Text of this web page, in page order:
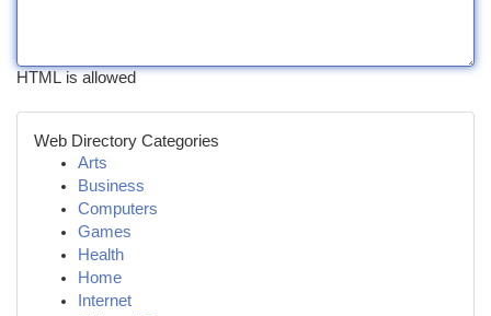
HTML is allowed
Web Directory Categories
Arts
Business
Computers
Games
Health
Home
Internet